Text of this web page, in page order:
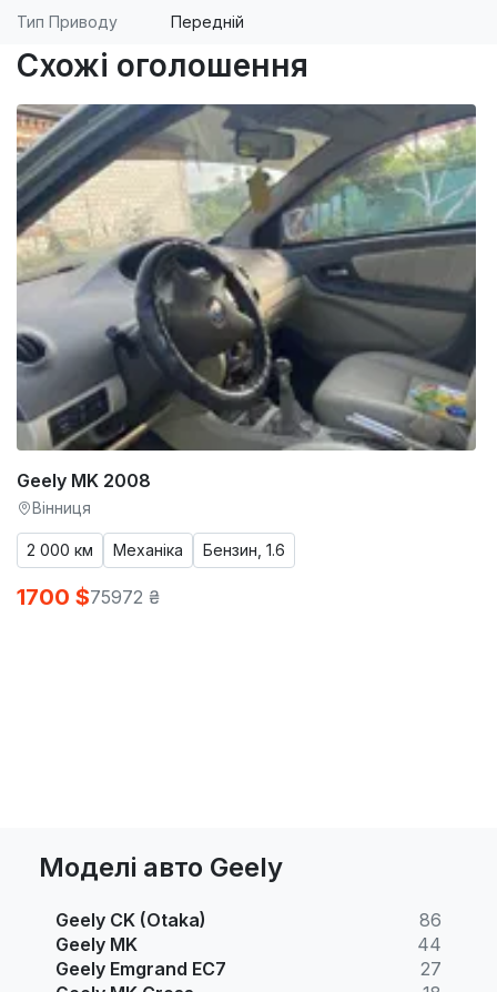
Тип Приводу Передній
Схожі оголошення
Geely MK 2008
Вінниця
2 000 км Механіка Бензин, 1.6
1700 $75972 ₴
Моделі авто Geely
Geely CK (Otaka)
86
Geely MK
44
Geely Emgrand EC7
27